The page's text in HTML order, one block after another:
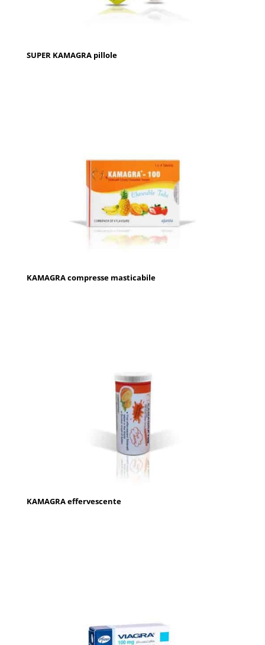
SUPER KAMAGRA pillole
KAMAGRA compresse masticabile
KAMAGRA effervescente